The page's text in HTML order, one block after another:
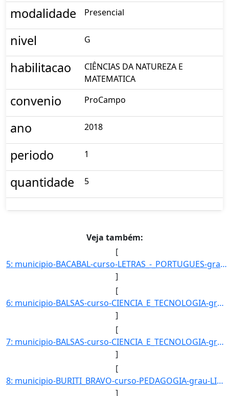
modalidade Presencial
nivel G
habilitacao
CIÊNCIAS DA NATUREZA E
MATEMATICA
convenio ProCampo
ano 2018
periodo 1
quantidade 5
Veja também:
[
5: municipio-BACABAL-curso-LETRAS_-_PORTUGUES-grau-LICENCIATURA-turno-Vespertino-modalidade-Presencial-]
]
[
6: municipio-BALSAS-curso-CIENCIA_E_TECNOLOGIA-grau-BACHARELADO-turno-Matutino-modalidade-Presencial-ni]
]
[
7: municipio-BALSAS-curso-CIENCIA_E_TECNOLOGIA-grau-BACHARELADO-turno-Noturno-modalidade-Presencial-niv]
]
[
8: municipio-BURITI_BRAVO-curso-PEDAGOGIA-grau-LICENCIATURA-turno-Matutino_e_Vespertino-modalidade-Pres]
]